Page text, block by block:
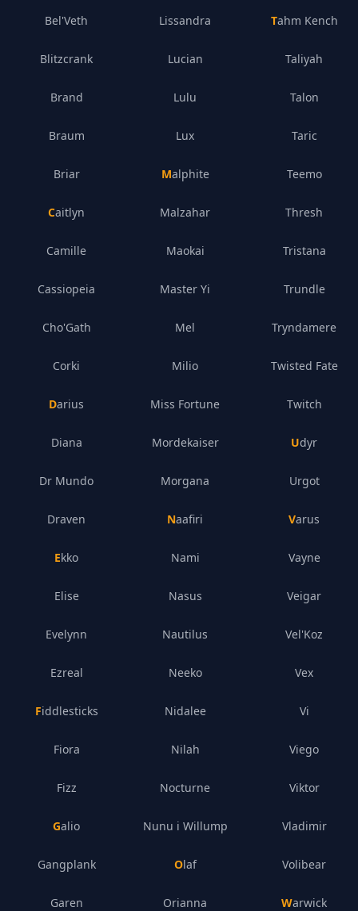
Bel'Veth
Blitzcrank
Brand
Braum
Briar
Caitlyn
Camille
Cassiopeia
Cho'Gath
Corki
Darius
Diana
Dr Mundo
Draven
Ekko
Elise
Evelynn
Ezreal
Fiddlesticks
Fiora
Fizz
Galio
Gangplank
Garen
Lissandra
Lucian
Lulu
Lux
Malphite
Malzahar
Maokai
Master Yi
Mel
Milio
Miss Fortune
Mordekaiser
Morgana
Naafiri
Nami
Nasus
Nautilus
Neeko
Nidalee
Nilah
Nocturne
Nunu i Willump
Olaf
Orianna
Tahm Kench
Taliyah
Talon
Taric
Teemo
Thresh
Tristana
Trundle
Tryndamere
Twisted Fate
Twitch
Udyr
Urgot
Varus
Vayne
Veigar
Vel'Koz
Vex
Vi
Viego
Viktor
Vladimir
Volibear
Warwick